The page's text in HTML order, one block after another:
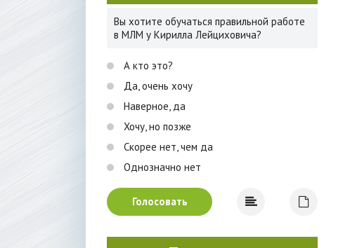
Вы хотите обучаться правильной работе
в МЛМ у Кирилла Лейциховича?
А кто это?
Да, очень хочу
Наверное, да
Хочу, но позже
Скорее нет, чем да
Однозначно нет
Голосовать